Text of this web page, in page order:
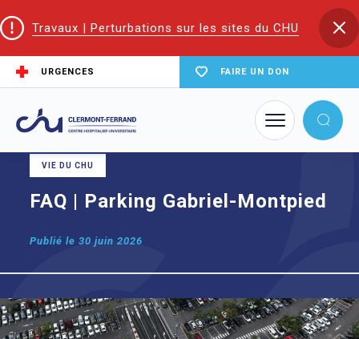
Travaux | Perturbations sur les sites du CHU
URGENCES FAIRE UN DON
Accueil
VIE DU CHU
FAQ | Parking Gabriel-Montpied
Publié le30 juin 2026